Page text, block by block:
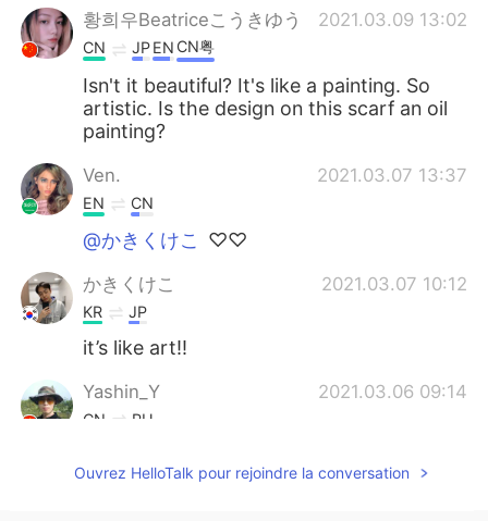
황희우Beatriceこうきゆう 2021.03.09 13:02
CN JPEN CN粤
Isn't it beautiful? It's like a painting. So
artistic. Is the design on this scarf an oil
painting?
Ven. 2021.03.07 13:37
EN CN
@かきくけこ ♡♡
かきくけこ 2021.03.07 10:12
KR JP
it’s like art!!
Yashin_Y 2021.03.06 09:14
CN RU
Ouvrez HelloTalk pour rejoindre la conversation